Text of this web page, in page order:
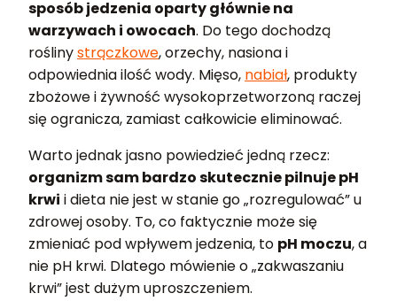
sposób jedzenia oparty głównie na
warzywach i owocach. Do tego dochodzą
roślinystrączkowe, orzechy, nasiona i
odpowiednia ilość wody. Mięso, nabiał, produkty
zbożowe i żywność wysokoprzetworzoną raczej
się ogranicza, zamiast całkowicie eliminować.
Warto jednak jasno powiedzieć jedną rzecz:
organizm sam bardzo skutecznie pilnuje pH
krwi i dieta nie jest w stanie go „rozregulować” u
zdrowej osoby. To, co faktycznie może się
zmieniać pod wpływem jedzenia, to pH moczu, a
nie pH krwi. Dlatego mówienie o „zakwaszaniu
krwi” jest dużym uproszczeniem.